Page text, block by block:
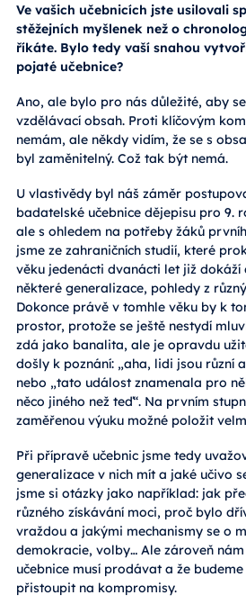
Ve vašich učebnicích jste usilovali
stěžejních myšlenek než o
říkáte. Bylo tedy vaší snahou
pojaté učebnice?
Ano, ale bylo pro nás důležité, aby
vzdělávací obsah. Proti klíčovým
nemám, ale někdy vidím, že se s
byl zaměnitelný. Což tak být nemá.
U vlastivědy byl náš záměr
badatelské učebnice dějepisu pro 9.
ale s ohledem na potřeby žáků
jsme ze zahraničních studií, které
věku jedenácti dvanácti let již
některé generalizace, pohledy z
Dokonce právě v tomhle věku by k
prostor, protože se ještě nestydí
zdá jako banalita, ale je opravdu
došly k poznání: „aha, lidi jsou různí
nebo „tato událost znamenala pro
něco jiného než teď“. Na prvním
zaměřenou výuku možné položit
Při přípravě učebnic jsme tedy
generalizace v nich mít a jaké učivo
jsme si otázky jako například: jak
různého získávání moci, proč bylo
vraždou a jakými mechanismy se o
demokracie, volby… Ale zároveň
učebnice musí prodávat a že
přistoupit na kompromisy.